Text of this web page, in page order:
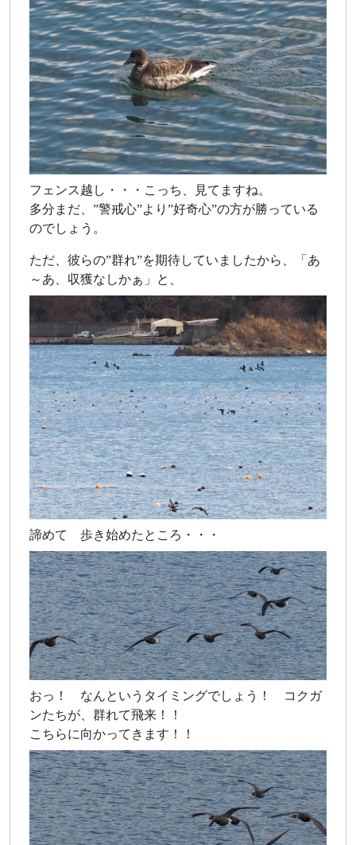
フェンス越し・・・こっち、見てますね。
多分まだ、”警戒心”より”好奇心”の方が勝っている
のでしょう。
ただ、彼らの”群れ”を期待していましたから、「あ
～あ、収獲なしかぁ」と、
諦めて 歩き始めたところ・・・
おっ！ なんというタイミングでしょう！ コクガ
ンたちが、群れて飛来！！
こちらに向かってきます！！